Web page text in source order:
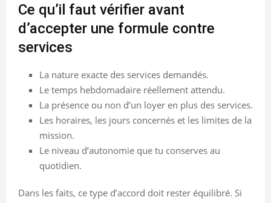
Ce qu’il faut vérifier avant
d’accepter une formule contre
services
La nature exacte des services demandés.
Le temps hebdomadaire réellement attendu.
La présence ou non d’un loyer en plus des services.
Les horaires, les jours concernés et les limites de la
mission.
Le niveau d’autonomie que tu conserves au
quotidien.
Dans les faits, ce type d’accord doit rester équilibré. Si